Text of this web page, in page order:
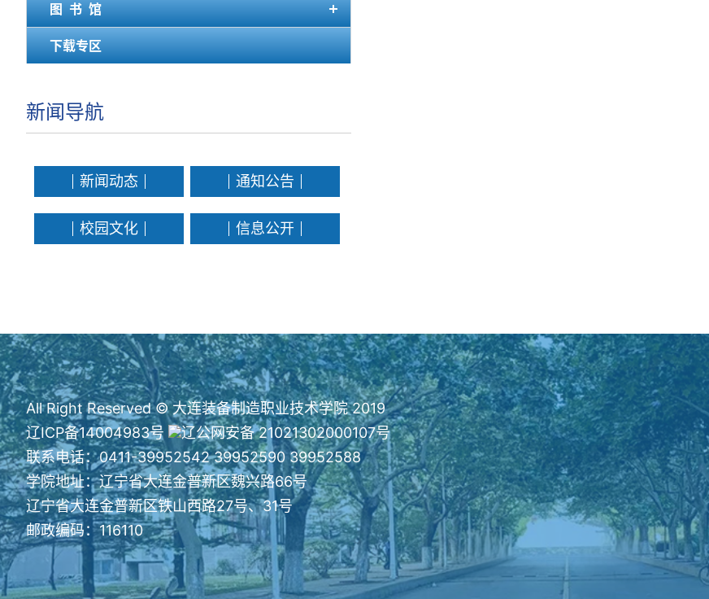
图 书 馆
下载专区
新闻导航
新闻动态 通知公告
校园文化 信息公开
All Right Reserved © 大连装备制造职业技术学院 2019
辽ICP备14004983号
辽公网安备 21021302000107号
联系电话：0411-39952542 39952590 39952588
学院地址：辽宁省大连金普新区魏兴路66号
辽宁省大连金普新区铁山西路27号、31号
邮政编码：116110